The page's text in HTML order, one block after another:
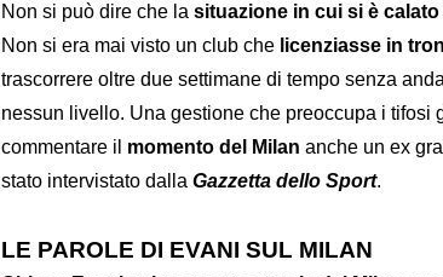
Non si può dire che la situazione in cui si è
Non si era mai visto un club che licenziasse in
trascorrere oltre due settimane di tempo senza
nessun livello. Una gestione che preoccupa i tifosi
commentare il momento del Milan anche un ex
stato intervistato dalla Gazzetta dello Sport.
LE PAROLE DI EVANI SUL MILAN